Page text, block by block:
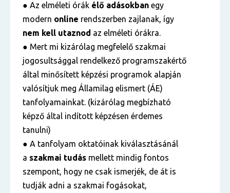
● Az elméleti órák élő adásokban egy
modern online rendszerben zajlanak, így
nem kell utaznod az elméleti órákra.
● Mert mi kizárólag megfelelő szakmai
jogosultsággal rendelkező programszakértő
által minősített képzési programok alapján
valósítjuk meg Államilag elismert (ÁE)
tanfolyamainkat. (kizárólag megbízható
képző által indított képzésen érdemes
tanulni)
● A tanfolyam oktatóinak kiválasztásánál
a szakmai tudás mellett mindig fontos
szempont, hogy ne csak ismerjék, de át is
tudják adni a szakmai fogásokat,